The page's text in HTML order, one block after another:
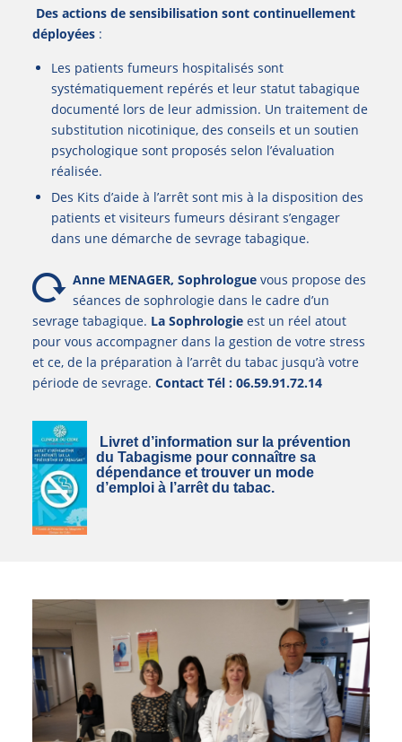
Des actions de sensibilisation sont continuellement
déployées:
Les patients fumeurs hospitalisés sont
systématiquement repérés et leur statut tabagique
documenté lors de leur admission. Un traitement de
substitution nicotinique, des conseils et un soutien
psychologique sont proposés selon l’évaluation
réalisée.
Des Kits d’aide à l’arrêt sont mis à la disposition des
patients et visiteurs fumeurs désirant s’engager
dans une démarche de sevrage tabagique.
Anne MENAGER, Sophrologue vous propose des
séances de sophrologie dans le cadre d’un
sevrage tabagique. La Sophrologieest un réel atout
pour vous accompagner dans la gestion de votre stress
et ce, de la préparation à l’arrêt du tabac jusqu’à votre
période de sevrage. Contact Tél : 06.59.91.72.14
Livret d’information sur la prévention
du Tabagisme pour connaître sa
dépendance et trouver un mode
d’emploi à l’arrêt du tabac.